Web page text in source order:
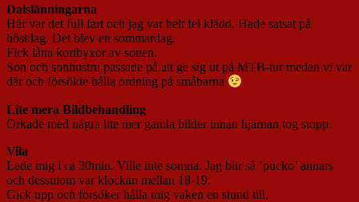
Dalslänningarna
Här var det full fart och jag var helt fel klädd. Hade satsat på
höstdag. Det blev en sommardag.
Fick låna kortbyxor av sonen.
Son och sonhustru passade på att ge sig ut på MTB-tur medan vi var
där och försökte hålla ordning på småbarna
Lite mera Bildbehandling
Orkade med några lite mer gamla bilder innan hjärnan tog stopp.
Vila
Lade mig i ca 30min. Ville inte somna. Jag blir så ’pucko’ annars
och dessutom var klockan mellan 18-19.
Gick upp och försöker hålla mig vaken en stund till.